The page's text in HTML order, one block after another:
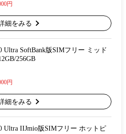
円
細をみる
Ultra SoftBank版SIMフリー ミッド
256GB
円
細をみる
Ultra IIJmio版SIMフリー ホットピ